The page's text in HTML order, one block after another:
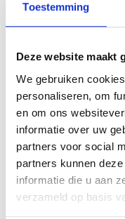
Toestemming
Deze website maakt
We gebruiken
personaliseren, om
en om ons
informatie over uw
partners voor social
partners kunnen
informatie die u aan
verzameld op basis
VAN